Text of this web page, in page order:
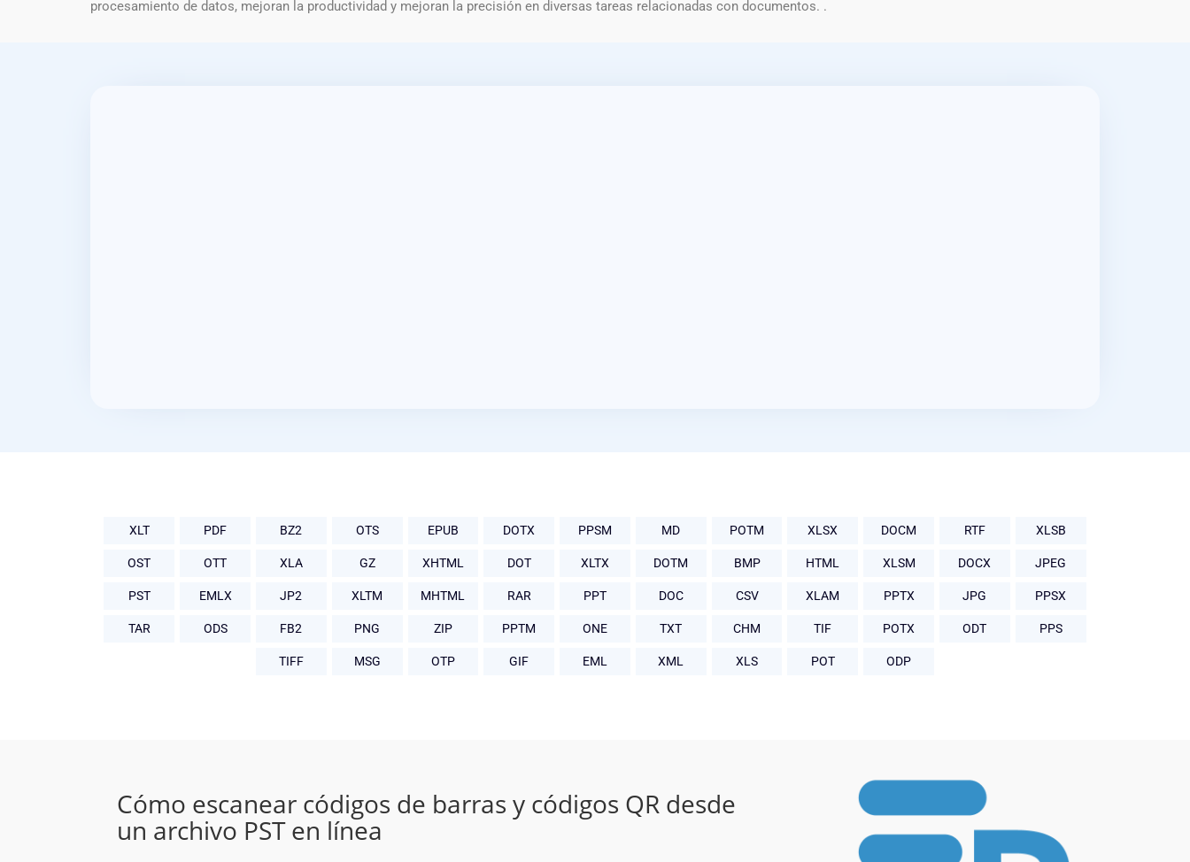
procesamiento de datos, mejoran la productividad y mejoran la precisión en diversas tareas relacionadas con documentos. .
XLT PDF BZ2 OTS EPUB DOTX PPSM MD POTM XLSX DOCM RTF XLSB
OST OTT XLA GZ XHTML DOT XLTX DOTM BMP HTML XLSM DOCX JPEG
PST EMLX JP2 XLTM MHTML RAR PPT DOC CSV XLAM PPTX JPG PPSX
TAR ODS FB2 PNG ZIP PPTM ONE TXT CHM TIF POTX ODT PPS
TIFF MSG OTP GIF EML XML XLS POT ODP
Cómo escanear códigos de barras y códigos QR desde
un archivo PST en línea